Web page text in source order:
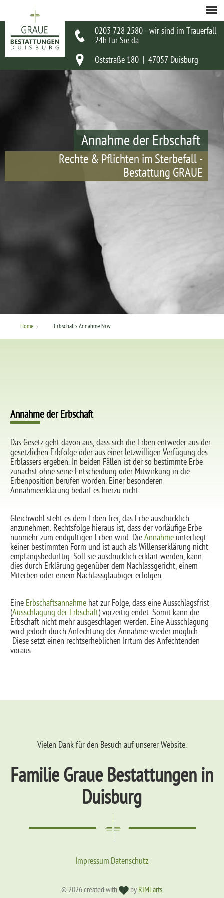
0203 728 2580 - wir sind im Trauerfall
24h für Sie da
Oststraße 180 | 47057 Duisburg
Annahme der Erbschaft
Rechte & Pflichten im Sterbefall -
Bestattung GRAUE
Home › Erbschafts Annahme Nrw
Annahme der Erbschaft
Das Gesetz geht davon aus, dass sich die Erben entweder aus der
gesetzlichen Erbfolge oder aus einer letzwilligen Verfügung des
Erblassers ergeben. In beiden Fällen ist der so bestimmte Erbe
zunächst ohne seine Entscheidung oder Mitwirkung in die
Erbenposition berufen worden. Einer besonderen
Annahmeerklärung bedarf es hierzu nicht.
Gleichwohl steht es dem Erben frei, das Erbe ausdrücklich
anzunehmen. Rechtsfolge hieraus ist, dass der vorläufige Erbe
nunmehr zum endgültigen Erben wird. DieAnnahme unterliegt
keiner bestimmten Form und ist auch als Willenserklärung nicht
empfangsbedürftig. Soll sie ausdrücklich erklärt werden, kann
dies durch Erklärung gegenüber dem Nachlassgericht, einem
Miterben oder einem Nachlassgläubiger erfolgen.
Eine Erbschaftsannahme hat zur Folge, dass eine Ausschlagsfrist
(Ausschlagung der Erbschaft) vorzeitig endet. Somit kann die
Erbschaft nicht mehr ausgeschlagen werden. Eine Ausschlagung
wird jedoch durch Anfechtung der Annahme wieder möglich.
Diese setzt einen rechtserheblichen Irrtum des Anfechtenden
voraus.
Vielen Dank für den Besuch auf unserer Website.
Familie Graue Bestattungen in
Duisburg
Impressum|Datenschutz
© 2026 created with by RIMLarts